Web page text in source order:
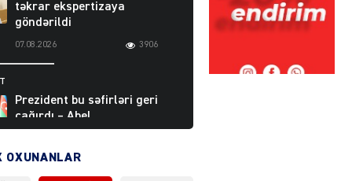
təkrar ekspertizaya
göndərildi
07.08.2026 3906
Prezident bu səfirləri geri
çağırdı – Abel
Məhərrəmovun oğlu da var
07.08.2026
OXUNANLAR